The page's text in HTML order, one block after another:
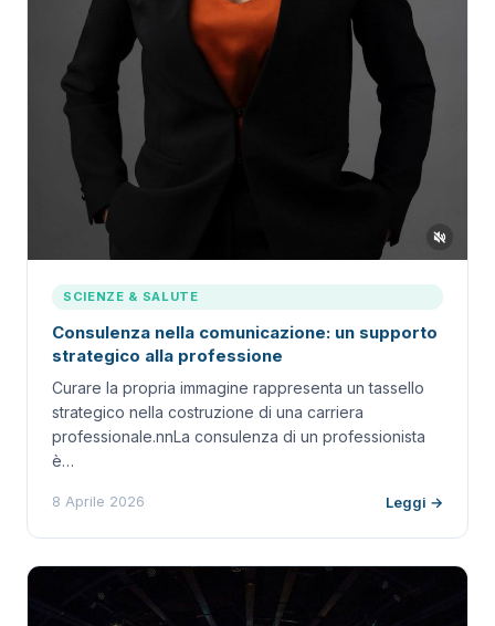
SCIENZE & SALUTE
Consulenza nella comunicazione: un supporto
strategico alla professione
Curare la propria immagine rappresenta un tassello
strategico nella costruzione di una carriera
professionale.nnLa consulenza di un professionista
è…
8 Aprile 2026 Leggi →